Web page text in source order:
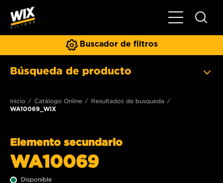
Toggle
Buscador de filtros
Búsqueda de producto
Inicio Catálogo Online
Resultados de busqueda
WA10069_WIX
Elemento secundario
WA10069
Disponible